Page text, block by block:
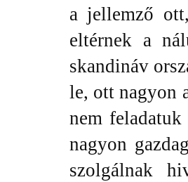
a jellemző
eltérnek a
skandináv
le, ott nagyon
nem
nagyon
szolgálnak